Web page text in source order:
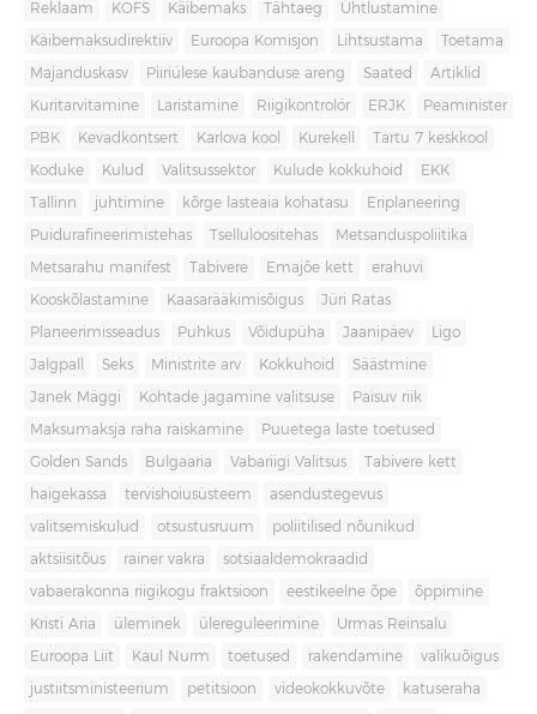
Reklaam KOFS Käibemaks Tähtaeg Ühtlustamine
Käibemaksudirektiiv Euroopa Komisjon Lihtsustama Toetama
Majanduskasv Piiriülese kaubanduse areng Saated Artiklid
Kuritarvitamine Laristamine Riigikontrolör ERJK Peaminister
PBK Kevadkontsert Karlova kool Kurekell Tartu 7 keskkool
Koduke Kulud Valitsussektor Kulude kokkuhoid EKK
Tallinn juhtimine kõrge lasteaia kohatasu Eriplaneering
Puidurafineerimistehas Tselluloositehas Metsanduspoliitika
Metsarahu manifest Tabivere Emajõe kett erahuvi
Kooskõlastamine Kaasarääkimisõigus Jüri Ratas
Planeerimisseadus Puhkus Võidupüha Jaanipäev Ligo
Jalgpall Seks Ministrite arv Kokkuhoid Säästmine
Janek Mäggi Kohtade jagamine valitsuse Paisuv riik
Maksumaksja raha raiskamine Puuetega laste toetused
Golden Sands Bulgaaria Vabariigi Valitsus Tabivere kett
haigekassa tervishoiusüsteem asendustegevus
valitsemiskulud otsustusruum poliitilised nõunikud
aktsiisitõus rainer vakra sotsiaaldemokraadid
vabaerakonna riigikogu fraktsioon eestikeelne õpe õppimine
Kristi Aria üleminek ülereguleerimine Urmas Reinsalu
Euroopa Liit Kaul Nurm toetused rakendamine valikuõigus
justiitsministeerium petitsioon videokokkuvõte katuseraha